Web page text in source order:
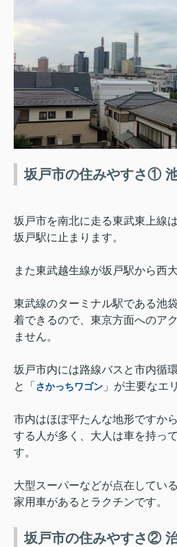
坂戸市の住みやすさ①
坂戸市を南北に走る東武東上線
坂戸駅に止まります。
また東武越生線が坂戸駅から西
東武線のターミナル駅である池
着できるので、東京方面へのア
ません。
坂戸市内には路線バスと市内循
と「 さかっちワゴン 」が主要なエ
市内はほぼ平たんな地形ですか
する人が多く、大人は車を持っ
す。
大型スーパーなどが点在してい
家用車があるとラクチンです。
坂戸市の住みやすさ②